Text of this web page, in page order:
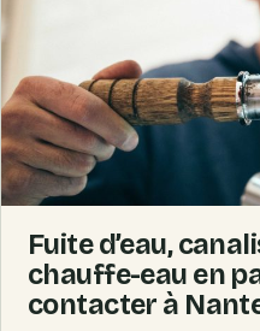
Fuite d’eau,
chauffe-eau en
contacter à